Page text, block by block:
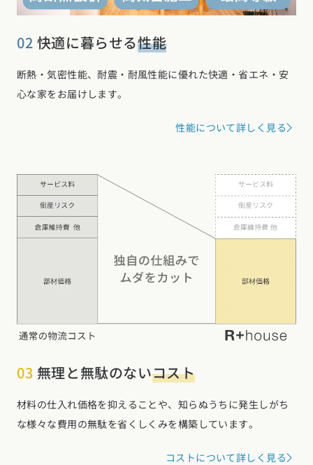
02 快適に暮らせる性能
断熱・気密性能、耐震・耐風性能に優れた快適・省エネ・安
心な家をお届けします。
性能について詳しく見る
03 無理と無駄のないコスト
材料の仕入れ価格を抑えることや、知らぬうちに発生しがち
な様々な費用の無駄を省くしくみを構築しています。
コストについて詳しく見る
関西エリア
大阪府 (19) 兵庫県 (36)京都府 (6)
中国エリア
広島県 (14)岡山県 (8)鳥取県 (13)
福岡県 (13)佐賀県 (2) 長崎県 (2)
大分県 (15)
宮崎県 (3)鹿児島県 (8) 沖縄県 (3)